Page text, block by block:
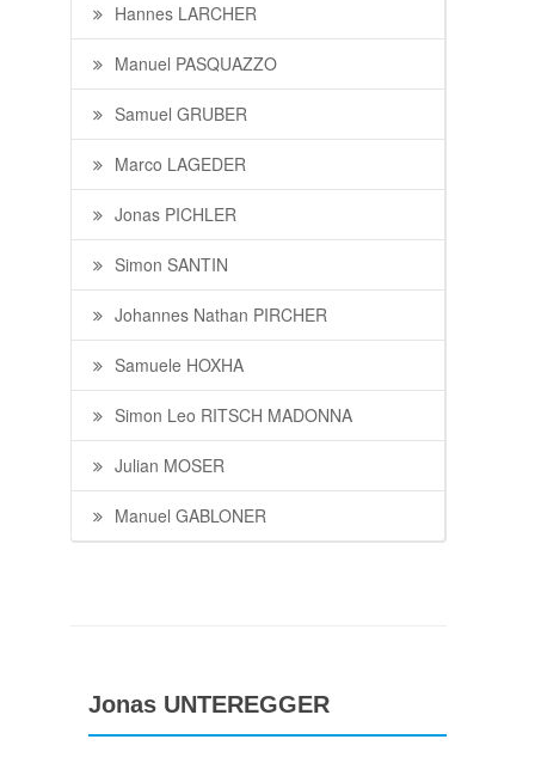
Hannes LARCHER
Manuel PASQUAZZO
Samuel GRUBER
Marco LAGEDER
Jonas PICHLER
Simon SANTIN
Johannes Nathan PIRCHER
Samuele HOXHA
Simon Leo RITSCH MADONNA
Julian MOSER
Manuel GABLONER
Jonas UNTEREGGER